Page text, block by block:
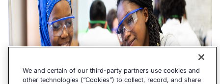
We and certain of our third-party partners use cookies and
other technologies (“Cookies”) to collect, record, and share